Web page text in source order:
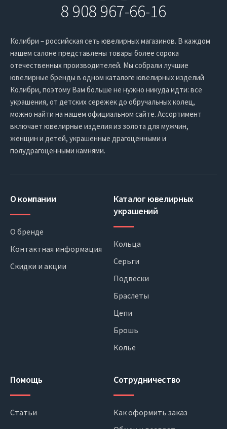
8 908 967-66-16
Колибри – российская сеть ювелирных магазинов. В каждом
нашем салоне представлены товары более сорока
отечественных производителей. Мы собрали лучшие
ювелирные бренды в одном каталоге ювелирных изделий
Колибри, поэтому Вам больше не нужно никуда идти: все
украшения, от детских сережек до обручальных колец,
можно найти на нашем официальном сайте. Ассортимент
включает ювелирные изделия из золота для мужчин,
женщин и детей, украшенные драгоценными и
полудрагоценными камнями.
О компании
О бренде
Контактная информация
Скидки и акции
Каталог ювелирных
украшений
Кольца
Серьги
Подвески
Браслеты
Цепи
Брошь
Колье
Помощь
Статьи
Сотрудничество
Как оформить заказ